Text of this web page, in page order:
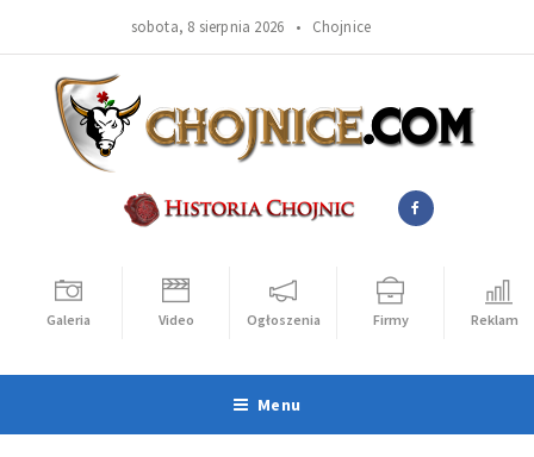
sobota, 8 sierpnia 2026 • Chojnice
Galeria Video Ogłoszenia Firmy Reklama
Menu